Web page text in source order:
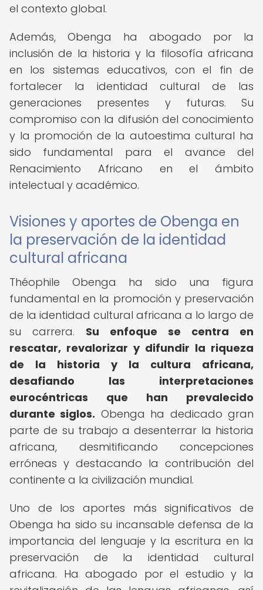
el contexto global.
Además, Obenga ha abogado por la
inclusión de la historia y la filosofía africana
en los sistemas educativos, con el fin de
fortalecer la identidad cultural de las
generaciones presentes y futuras. Su
compromiso con la difusión del conocimiento
y la promoción de la autoestima cultural ha
sido fundamental para el avance del
Renacimiento Africano en el ámbito
intelectual y académico.
Visiones y aportes de Obenga en
la preservación de la identidad
cultural africana
Théophile Obenga ha sido una figura
fundamental en la promoción y preservación
de la identidad cultural africana a lo largo de
su carrera. Su enfoque se centra en
rescatar, revalorizar y difundir la riqueza
de la historia y la cultura africana,
desafiando las interpretaciones
eurocéntricas que han prevalecido
durante siglos. Obenga ha dedicado gran
parte de su trabajo a desenterrar la historia
africana, desmitificando concepciones
erróneas y destacando la contribución del
continente a la civilización mundial.
Uno de los aportes más significativos de
Obenga ha sido su incansable defensa de la
importancia del lenguaje y la escritura en la
preservación de la identidad cultural
africana. Ha abogado por el estudio y la